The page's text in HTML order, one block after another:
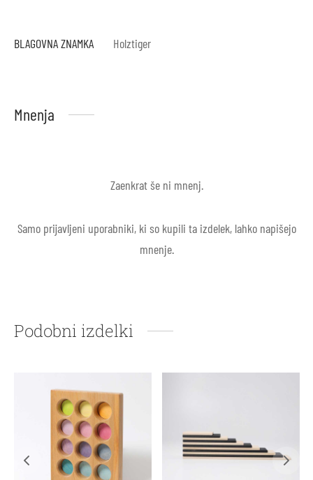
BLAGOVNA ZNAMKA Holztiger
Mnenja
Zaenkrat še ni mnenj.
Samo prijavljeni uporabniki, ki so kupili ta izdelek, lahko napišejo
mnenje.
Podobni izdelki